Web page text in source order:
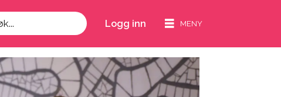
Logg inn